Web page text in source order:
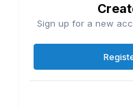
Sign up for a new